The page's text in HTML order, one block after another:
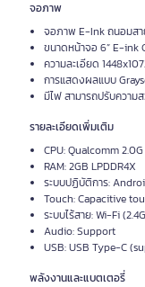
จอภาพ
จอภาพ E-Ink ถนอมส
ขนาดหน้าจอ 6” E-ink
ความละเอียด
การแสดงผลแบบ
มีไฟ สามารถปรับความ
รายละเอียดเพิ่มเติม
CPU: Qualcomm
RAM: 2GB LPDDR4X
ระบบปฏิบัติการ:
Touch: Capacitive
ระบบไร้สาย: Wi-Fi
Audio: Support
USB: USB Type-C
พลังงานและแบตเตอรี่